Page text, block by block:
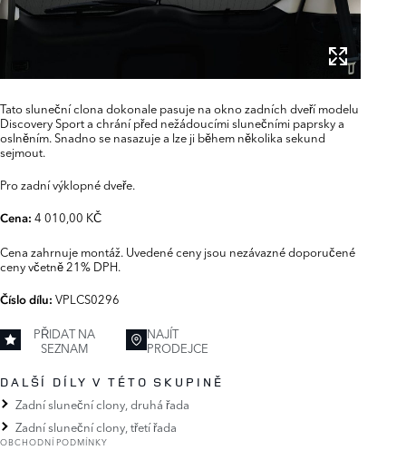
Tato sluneční clona dokonale pasuje na okno zadních dveří modelu
Discovery Sport a chrání před nežádoucími slunečními paprsky a
oslněním. Snadno se nasazuje a lze ji během několika sekund
sejmout.
Pro zadní výklopné dveře.
Cena: 4 010,00 KČ
Cena zahrnuje montáž. Uvedené ceny jsou nezávazné doporučené
ceny včetně 21% DPH.
Číslo dílu: VPLCS0296
PŘIDAT NA
SEZNAM
NAJÍT
PRODEJCE
DALŠÍ DÍLY V TÉTO SKUPINĚ
Zadní sluneční clony, druhá řada
Zadní sluneční clony, třetí řada
OBCHODNÍ PODMÍNKY